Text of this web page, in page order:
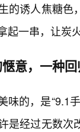
的诱人焦糖
起一串，让炭
意，一种
味的，是“9.1
是经过无数